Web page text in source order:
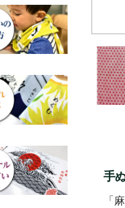
手
「
古典
地
・パネル